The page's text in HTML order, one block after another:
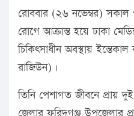
রোববার (২৬ নভেম্বর) সকাল
রোগে আক্রান্ত হয়ে ঢাকা
চিকিৎসাধীন অবস্থায়
রাজিউন)।
তিনি পেশাগত জীবনে প্রায়